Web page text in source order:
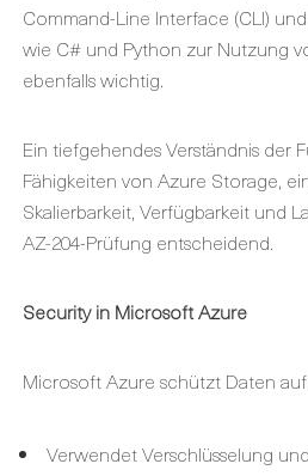
Command-Line Interface (CLI)
wie C# und Python zur Nutzung
ebenfalls wichtig.
Ein tiefgehendes Verständnis der
Fähigkeiten von Azure Storage,
Skalierbarkeit, Verfügbarkeit und
AZ-204-Prüfung entscheidend.
Security in Microsoft Azure
Microsoft Azure schützt Daten
Verwendet Verschlüsselung